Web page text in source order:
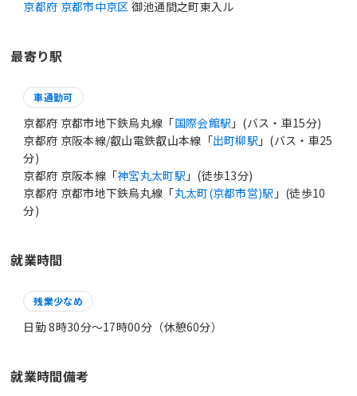
京都府 京都市中京区 御池通間之町東入ル
最寄り駅
車通勤可
京都府 京都市地下鉄烏丸線「国際会館駅 」(バス・車15分)
京都府 京阪本線/叡山電鉄叡山本線「出町柳駅 」(バス・車25
分)
京都府 京阪本線「神宮丸太町駅 」(徒歩13分)
京都府 京都市地下鉄烏丸線「丸太町(京都市営)駅 」(徒歩10
分)
就業時間
残業少なめ
日勤 8時30分〜17時00分（休憩60分）
就業時間備考